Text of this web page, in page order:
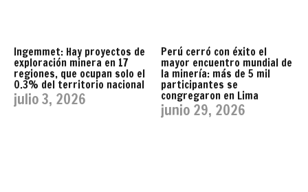
Ingemmet: Hay proyectos de
exploración minera en 17
regiones, que ocupan solo el
0.3% del territorio nacional
julio 3, 2026
Perú cerró con éxito el
mayor encuentro mundial de
la minería: más de 5 mil
participantes se
congregaron en Lima
junio 29, 2026